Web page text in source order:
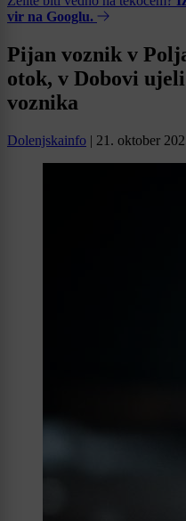
vir na Googlu.
Pijan voznik v
otok, v Dobovi
voznika
Dolenjskainfo | 21. oktober